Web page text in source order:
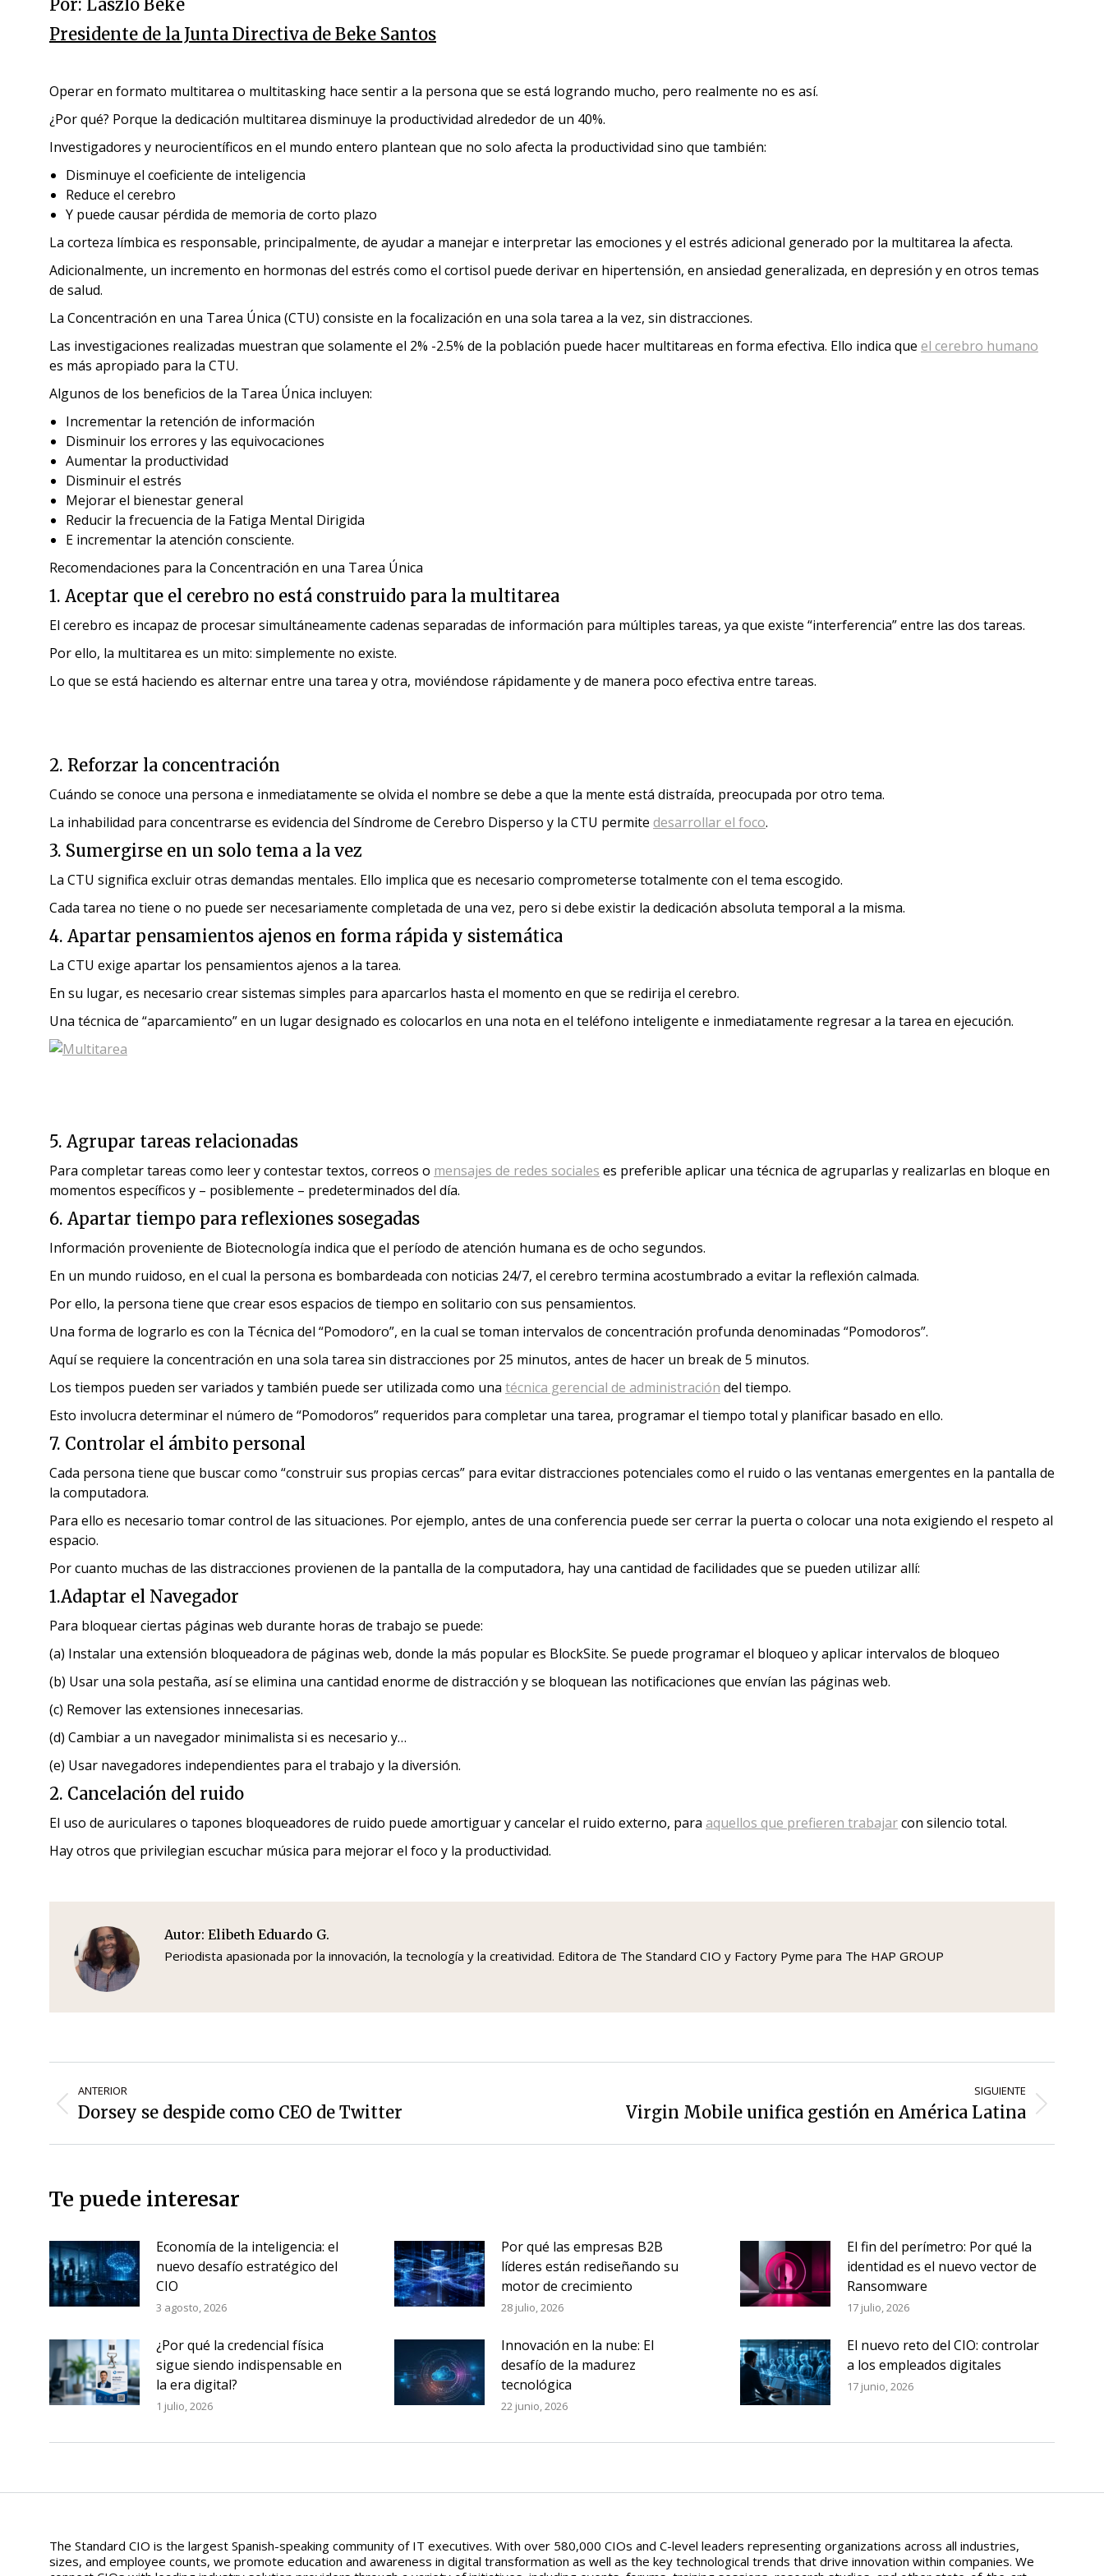
Por: Laszlo Beke
Presidente de la Junta Directiva de Beke Santos
Operar en formato multitarea o multitasking hace sentir a la persona que se está logrando mucho, pero realmente no es así.
¿Por qué? Porque la dedicación multitarea disminuye la productividad alrededor de un 40%.
Investigadores y neurocientíficos en el mundo entero plantean que no solo afecta la productividad sino que también:
Disminuye el coeficiente de inteligencia
Reduce el cerebro
Y puede causar pérdida de memoria de corto plazo
La corteza límbica es responsable, principalmente, de ayudar a manejar e interpretar las emociones y el estrés adicional generado por la multitarea la afecta.
Adicionalmente, un incremento en hormonas del estrés como el cortisol puede derivar en hipertensión, en ansiedad generalizada, en depresión y en otros temas
de salud.
La Concentración en una Tarea Única (CTU) consiste en la focalización en una sola tarea a la vez, sin distracciones.
Las investigaciones realizadas muestran que solamente el 2% -2.5% de la población puede hacer multitareas en forma efectiva. Ello indica que el cerebro humano
es más apropiado para la CTU.
Algunos de los beneficios de la Tarea Única incluyen:
Incrementar la retención de información
Disminuir los errores y las equivocaciones
Aumentar la productividad
Disminuir el estrés
Mejorar el bienestar general
Reducir la frecuencia de la Fatiga Mental Dirigida
E incrementar la atención consciente.
Recomendaciones para la Concentración en una Tarea Única
1. Aceptar que el cerebro no está construido para la multitarea
El cerebro es incapaz de procesar simultáneamente cadenas separadas de información para múltiples tareas, ya que existe “interferencia” entre las dos tareas.
Por ello, la multitarea es un mito: simplemente no existe.
Lo que se está haciendo es alternar entre una tarea y otra, moviéndose rápidamente y de manera poco efectiva entre tareas.
2. Reforzar la concentración
Cuándo se conoce una persona e inmediatamente se olvida el nombre se debe a que la mente está distraída, preocupada por otro tema.
La inhabilidad para concentrarse es evidencia del Síndrome de Cerebro Disperso y la CTU permite desarrollar el foco.
3. Sumergirse en un solo tema a la vez
La CTU significa excluir otras demandas mentales. Ello implica que es necesario comprometerse totalmente con el tema escogido.
Cada tarea no tiene o no puede ser necesariamente completada de una vez, pero si debe existir la dedicación absoluta temporal a la misma.
4. Apartar pensamientos ajenos en forma rápida y sistemática
La CTU exige apartar los pensamientos ajenos a la tarea.
En su lugar, es necesario crear sistemas simples para aparcarlos hasta el momento en que se redirija el cerebro.
Una técnica de “aparcamiento” en un lugar designado es colocarlos en una nota en el teléfono inteligente e inmediatamente regresar a la tarea en ejecución.
5. Agrupar tareas relacionadas
Para completar tareas como leer y contestar textos, correos o mensajes de redes sociales es preferible aplicar una técnica de agruparlas y realizarlas en bloque en
momentos específicos y – posiblemente – predeterminados del día.
6. Apartar tiempo para reflexiones sosegadas
Información proveniente de Biotecnología indica que el período de atención humana es de ocho segundos.
En un mundo ruidoso, en el cual la persona es bombardeada con noticias 24/7, el cerebro termina acostumbrado a evitar la reflexión calmada.
Por ello, la persona tiene que crear esos espacios de tiempo en solitario con sus pensamientos.
Una forma de lograrlo es con la Técnica del “Pomodoro”, en la cual se toman intervalos de concentración profunda denominadas “Pomodoros”.
Aquí se requiere la concentración en una sola tarea sin distracciones por 25 minutos, antes de hacer un break de 5 minutos.
Los tiempos pueden ser variados y también puede ser utilizada como una técnica gerencial de administración del tiempo.
Esto involucra determinar el número de “Pomodoros” requeridos para completar una tarea, programar el tiempo total y planificar basado en ello.
7. Controlar el ámbito personal
Cada persona tiene que buscar como “construir sus propias cercas” para evitar distracciones potenciales como el ruido o las ventanas emergentes en la pantalla de
la computadora.
Para ello es necesario tomar control de las situaciones. Por ejemplo, antes de una conferencia puede ser cerrar la puerta o colocar una nota exigiendo el respeto al
espacio.
Por cuanto muchas de las distracciones provienen de la pantalla de la computadora, hay una cantidad de facilidades que se pueden utilizar allí:
1.Adaptar el Navegador
Para bloquear ciertas páginas web durante horas de trabajo se puede:
(a) Instalar una extensión bloqueadora de páginas web, donde la más popular es BlockSite. Se puede programar el bloqueo y aplicar intervalos de bloqueo
(b) Usar una sola pestaña, así se elimina una cantidad enorme de distracción y se bloquean las notificaciones que envían las páginas web.
(c) Remover las extensiones innecesarias.
(d) Cambiar a un navegador minimalista si es necesario y…
(e) Usar navegadores independientes para el trabajo y la diversión.
2. Cancelación del ruido
El uso de auriculares o tapones bloqueadores de ruido puede amortiguar y cancelar el ruido externo, para aquellos que prefieren trabajarcon silencio total.
Hay otros que privilegian escuchar música para mejorar el foco y la productividad.
Autor: Elibeth Eduardo G.
Periodista apasionada por la innovación, la tecnología y la creatividad. Editora de The Standard CIO y Factory Pyme para The HAP GROUP
de
ANTERIOR
Entrada
Dorsey se despide como CEO de Twitter
SIGUIENTE
SiguienteVirgin Mobile unifica gestión en América Latina
Te puede interesar
Economía de la inteligencia: el
nuevo desafío estratégico del
CIO
3 agosto, 2026
Por qué las empresas B2B
líderes están rediseñando su
motor de crecimiento
28 julio, 2026
El fin del perímetro: Por qué la
identidad es el nuevo vector de
Ransomware
17 julio, 2026
¿Por qué la credencial física
sigue siendo indispensable en
la era digital?
1 julio, 2026
Innovación en la nube: El
desafío de la madurez
tecnológica
22 junio, 2026
El nuevo reto del CIO: controlar
a los empleados digitales
17 junio, 2026
The Standard CIO is the largest Spanish-speaking community of IT executives. With over 580,000 CIOs and C-level leaders representing organizations across all industries,
sizes, and employee counts, we promote education and awareness in digital transformation as well as the key technological trends that drive innovation within companies. We